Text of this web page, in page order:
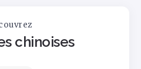
chinoises